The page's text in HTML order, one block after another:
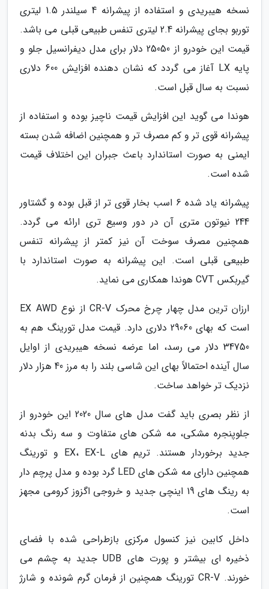
نسخه هیبریدی و استفاده از پیشرانه 4 سیلندر 1.5 لیتری
توربو بجای پیشرانه 2.4 لیتری تنفس طبیعی قبلی می باشد.
قیمت این خودرو از 25050 دلار برای مدل دیفرانسیل جلو و
پایه LX آغاز می گردد که نشان دهنده افزایش 600 دلاری
نسبت به سال قبل است.
هوندا می گوید این افزایش قیمت ناچیز بوده و استفاده از
پیشرانه قوی تر و کم مصرف تر و همچنین اضافه شدن بسته
ایمنی به صورت استاندارد باعث جبران این اختلاف قیمت
شده است.
پیشرانه یاد شده 6 اسب بخار قوی تر از قبل بوده و گشتاور
244 نیوتون متری آن در دور وسیع تری ارائه می گردد.
همچنین مصرف سوخت آن نیز کمتر از پیشرانه تنفس
طبیعی قبلی است. این پیشرانه به صورت استاندارد با
گیربکس CVT هوندا همکاری می نماید.
ارزان ترین مدل چهار چرخ محرک CR-V از نوع EX AWD
است که بهای 29060 دلاری دارد. قیمت مدل تورینگ هم به
34750 دلار می رسد، اما عرضه نسخه هیبریدی از اوایل
سال آینده احتمالاً بهای این شاسی بلند را به مرز 40 هزار دلار
نزدیک تر خواهد ساخت.
از نظر بصری باید گفت مدل های سال 2020 این خودرو از
جلوپنجره مشکی، مه شکن های متفاوت و سه رنگ بدنه
جدید برخوردار هستند. تریم های EX، EX-L و تورینگ
همچنین دارای مه شکن های LED گرد بوده و مدل پرچم دار
به رینگ های 19 اینچی جدید و خروجی اگزوز کرومی مجهز
است.
داخل کابین نیز کنسول مرکزی بازطراحی شده با فضای
ذخیره ای بیشتر و پورت های UDB جدید به چشم می
خورند. CR-V تورینگ همچنین از فرمان گرم شونده و شارژ